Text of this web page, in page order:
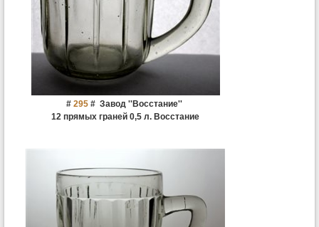
# 295 # Завод ''Восстание''
12 прямых граней 0,5 л. Восстание